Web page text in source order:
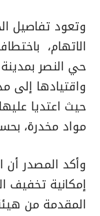
وتعود تفاصيل
حي النصر
واقتيادها إلى
حيث اعتديا
مواد مخدرة،
وأكد المصدر أن
إمكانية تخفيف
المقدمة من